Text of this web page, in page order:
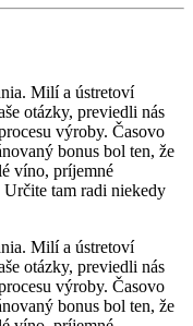
Milí a ústretoví
otázky, previedli nás
výroby. Časovo
bonus bol ten, že
víno, príjemné
tam radi niekedy
Milí a ústretoví
otázky, previedli nás
výroby. Časovo
bonus bol ten, že